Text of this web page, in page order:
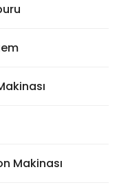
Makinası